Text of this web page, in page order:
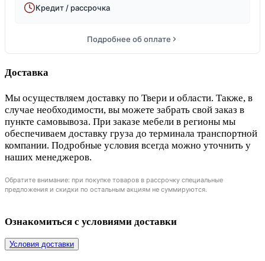
Кредит / рассрочка
Подробнее об оплате
Доставка
Мы осуществляем доставку по Твери и области. Также, в
случае необходимости, вы можете забрать свой заказ в
пункте самовывоза. При заказе мебели в регионы мы
обеспечиваем доставку груза до терминала транспортной
компании. Подробные условия всегда можно уточнить у
наших менеджеров.
Обратите внимание: при покупке товаров в рассрочку специальные
предложения и скидки по остальным акциям не суммируются.
Ознакомиться с условиями доставки
Условия доставки